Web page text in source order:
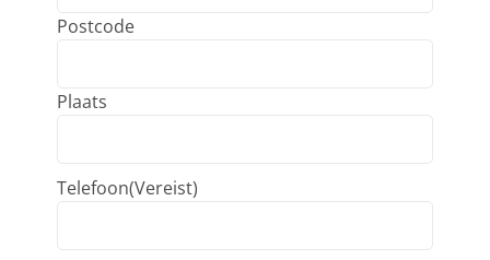
Postcode
Plaats
Telefoon(Vereist)